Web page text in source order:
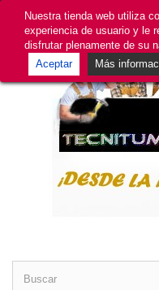
Nuestra tienda web utiliza
experiencia de usuario y le
disfrutar plenamente de su
Aceptar
Más